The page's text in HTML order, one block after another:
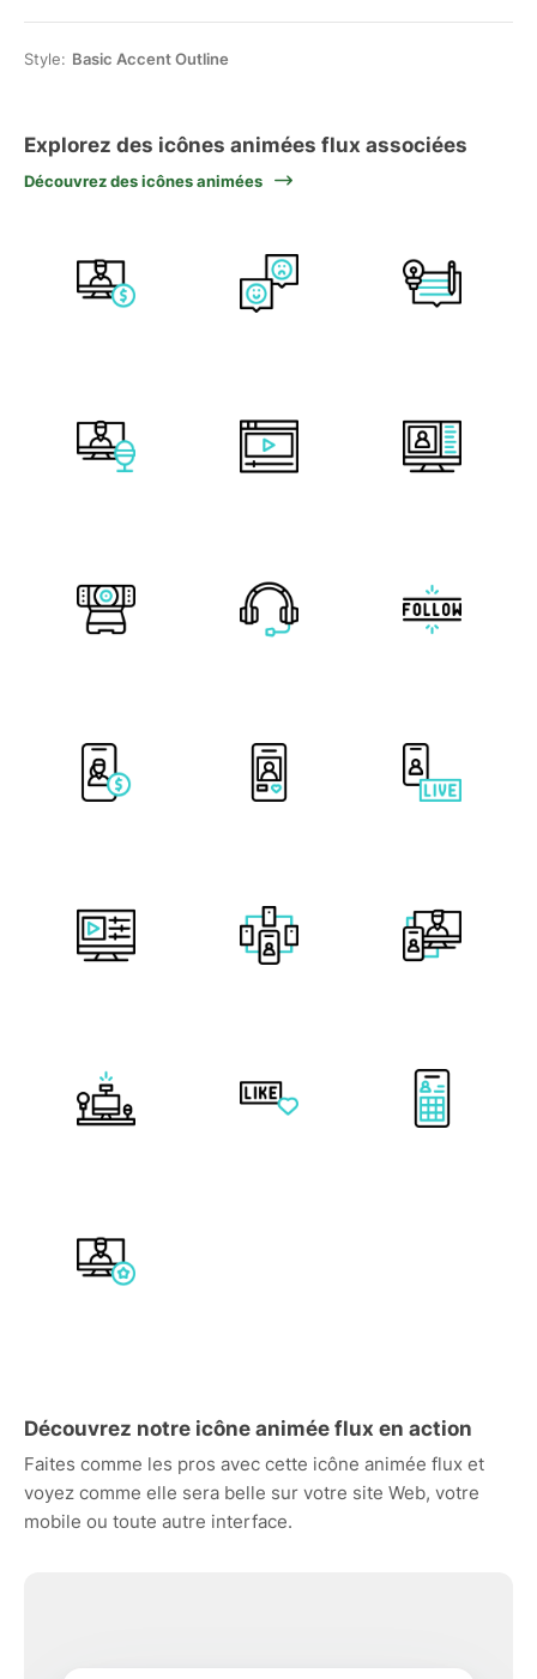
Style: Basic Accent Outline
Explorez des icônes animées flux associées
Découvrez des icônes animées
Découvrez notre icône animée flux en action
Faites comme les pros avec cette icône animée flux et
voyez comme elle sera belle sur votre site Web, votre
mobile ou toute autre interface.